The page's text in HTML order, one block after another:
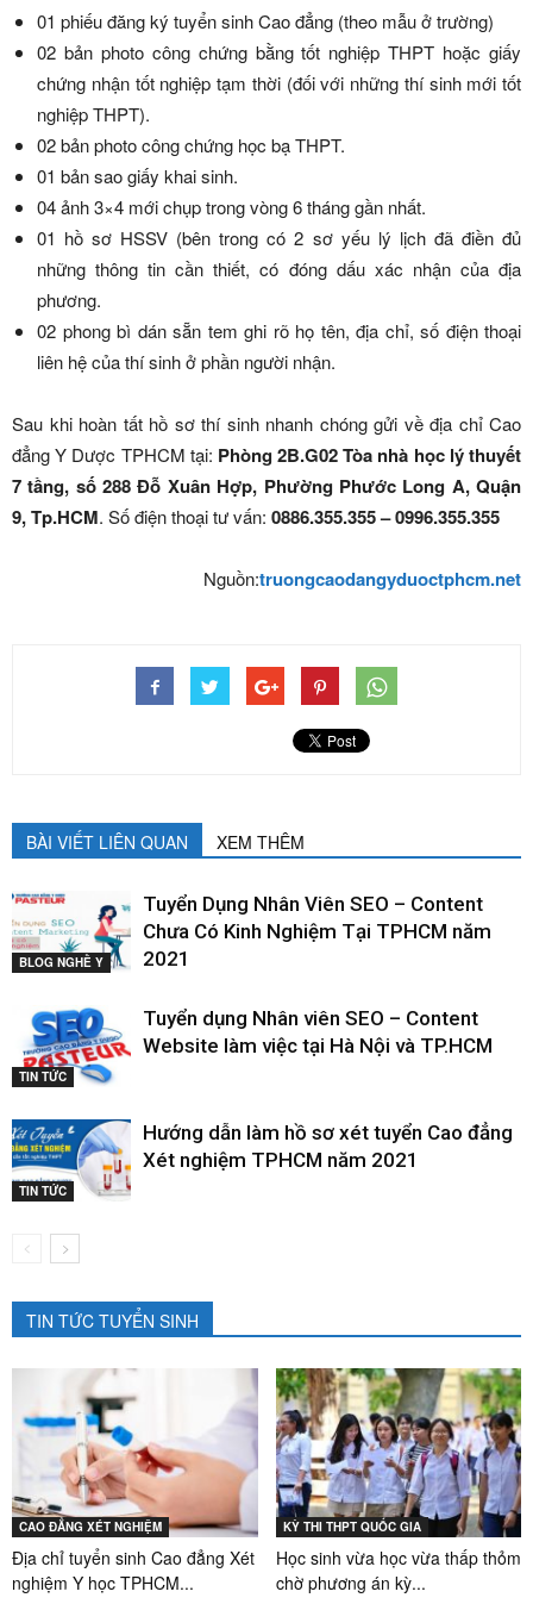
01 phiếu đăng ký tuyển sinh Cao đẳng (theo mẫu ở trường)
02 bản photo công chứng bằng tốt nghiệp THPT hoặc giấy
chứng nhận tốt nghiệp tạm thời (đối với những thí sinh mới tốt
nghiệp THPT).
02 bản photo công chứng học bạ THPT.
01 bản sao giấy khai sinh.
04 ảnh 3×4 mới chụp trong vòng 6 tháng gần nhất.
01 hồ sơ HSSV (bên trong có 2 sơ yếu lý lịch đã điền đủ
những thông tin cần thiết, có đóng dấu xác nhận của địa
phương.
02 phong bì dán sẵn tem ghi rõ họ tên, địa chỉ, số điện thoại
liên hệ của thí sinh ở phần người nhận.
Sau khi hoàn tất hồ sơ thí sinh nhanh chóng gửi về địa chỉ Cao
đẳng Y Dược TPHCM tại: Phòng 2B.G02 Tòa nhà học lý thuyết
7 tầng, số 288 Đỗ Xuân Hợp, Phường Phước Long A, Quận
9, Tp.HCM. Số điện thoại tư vấn: 0886.355.355 – 0996.355.355
Nguồn:truongcaodangyduoctphcm.net
BÀI VIẾT LIÊN QUAN XEM THÊM
BLOG NGHỀ Y
Tuyển Dụng Nhân Viên SEO – Content
Chưa Có Kinh Nghiệm Tại TPHCM năm
2021
TIN TỨC
Tuyển dụng Nhân viên SEO – Content
Website làm việc tại Hà Nội và TP.HCM
TIN TỨC
Hướng dẫn làm hồ sơ xét tuyển Cao đẳng
Xét nghiệm TPHCM năm 2021
TIN TỨC TUYỂN SINH
CAO ĐẲNG XÉT NGHIỆM
Địa chỉ tuyển sinh Cao đẳng Xét
nghiệm Y học TPHCM...
KỲ THI THPT QUỐC GIA
Học sinh vừa học vừa thấp thỏm
chờ phương án kỳ...